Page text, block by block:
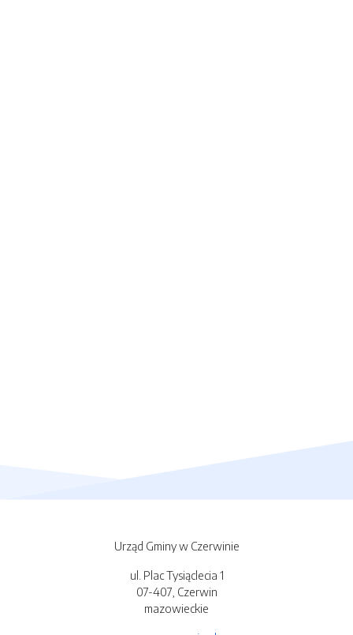
Urząd Gminy w Czerwinie
ul. Plac Tysiąclecia 1
07-407, Czerwin
mazowieckie